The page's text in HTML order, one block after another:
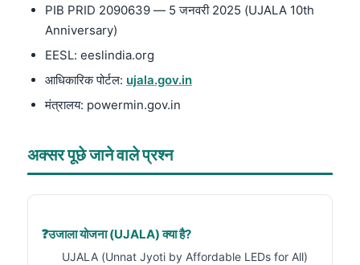
PIB PRID 2090639 — 5 जनवरी 2025 (UJALA 10th
Anniversary)
EESL: eeslindia.org
आधिकारिक पोर्टल: ujala.gov.in
मंत्रालय: powermin.gov.in
अक्सर पूछे जाने वाले प्रश्न
उजाला योजना (UJALA) क्या है?
UJALA (Unnat Jyoti by Affordable LEDs for All)